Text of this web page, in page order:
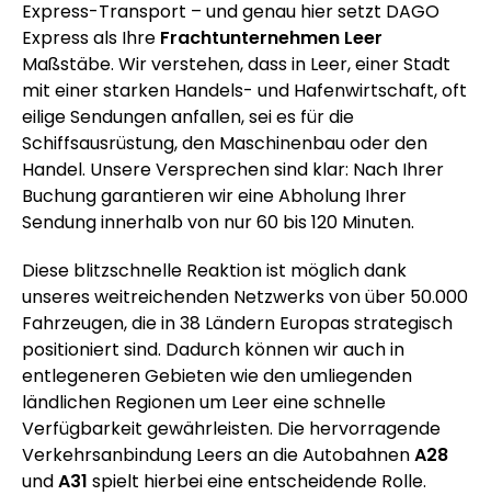
Express-Transport – und genau hier setzt DAGO
Express als Ihre Frachtunternehmen Leer
Maßstäbe. Wir verstehen, dass in Leer, einer Stadt
mit einer starken Handels- und Hafenwirtschaft, oft
eilige Sendungen anfallen, sei es für die
Schiffsausrüstung, den Maschinenbau oder den
Handel. Unsere Versprechen sind klar: Nach Ihrer
Buchung garantieren wir eine Abholung Ihrer
Sendung innerhalb von nur 60 bis 120 Minuten.
Diese blitzschnelle Reaktion ist möglich dank
unseres weitreichenden Netzwerks von über 50.000
Fahrzeugen, die in 38 Ländern Europas strategisch
positioniert sind. Dadurch können wir auch in
entlegeneren Gebieten wie den umliegenden
ländlichen Regionen um Leer eine schnelle
Verfügbarkeit gewährleisten. Die hervorragende
Verkehrsanbindung Leers an die AutobahnenA28
undA31 spielt hierbei eine entscheidende Rolle.